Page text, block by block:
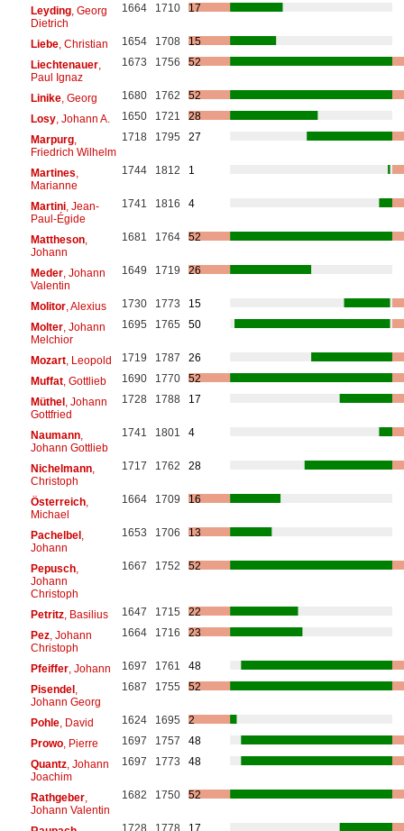
Leyding, Georg
Dietrich
1664 1710 17
Liebe, Christian 1654 1708
15
Liechtenauer,
Paul Ignaz
1673 1756 52
Linike, Georg 1680 1762
52
Losy, Johann A. 1650 1721
28
Marpurg,
Friedrich Wilhelm
1718 1795 27
Martines
Marianne
1744 1812 1
Martini, Jean-
Paul-Égide
1741 1816 4
Mattheson,
Johann
1681 1764 52
Meder, Johann
Valentin
1649 1719 26
Molitor, Alexius 1730 1773
15
Molter, Johann
Melchior
1695 1765 50
Mozart, Leopold 1719 1787
26
Muffat, Gottlieb 1690 1770
52
Müthel, Johann
Gottfried
1728 1788 17
Naumann,
Johann Gottlieb
1741 1801 4
Nichelmann,
Christoph
1717 1762 28
Österreich,
Michael
1664 1709 16
Pachelbel,
Johann
1653 1706 13
Pepusch,
Johann
Christoph
1667 1752 52
Petritz, Basilius 1647 1715
22
Pez, Johann
Christoph
1664 1716 23
Pfeiffer, Johann 1697 1761
48
Pisendel,
Johann Georg
1687 1755 52
Pohle, David 1624 1695
2
Prowo, Pierre 1697 1757
48
Quantz, Johann
Joachim
1697 1773 48
Rathgeber,
Johann Valentin
1682 1750 52
1728 1778 17